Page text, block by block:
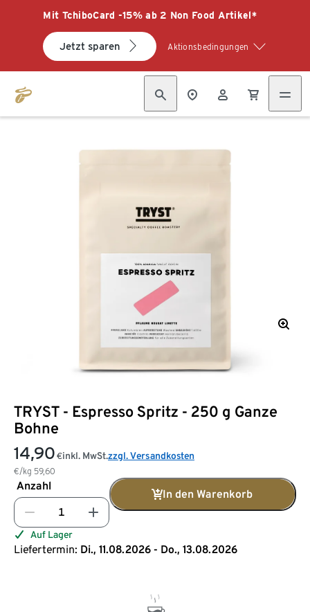
Mit TchiboCard -15% ab 2 Non Food Artikel*
Jetzt sparen Aktionsbedingungen
TRYST - Espresso Spritz - 250 g Ganze
Bohne
14,90 €
€/kg 59,60
inkl. MwSt.zzgl. Versandkosten
Anzahl
In den Warenkorb
Auf Lager
Liefertermin: Di., 11.08.2026 - Do., 13.08.2026